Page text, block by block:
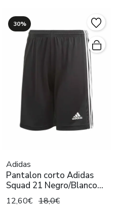
30%
Adidas
Pantalon corto Adidas
Squad 21 Negro/Blanco
Niño
12,60€ 18,0€